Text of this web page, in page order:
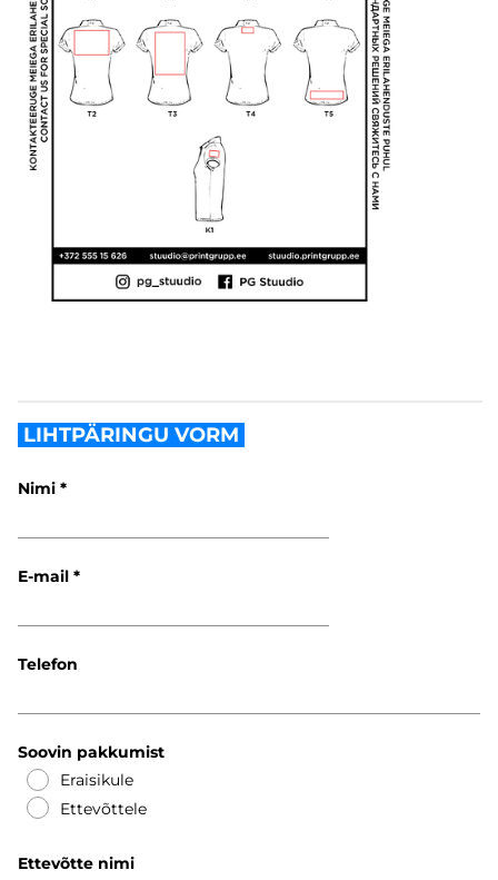
LIHTPÄRINGU VORM
Nimi
E-mail
Telefon
Soovin pakkumist
Eraisikule
Ettevõttele
Ettevõtte nimi